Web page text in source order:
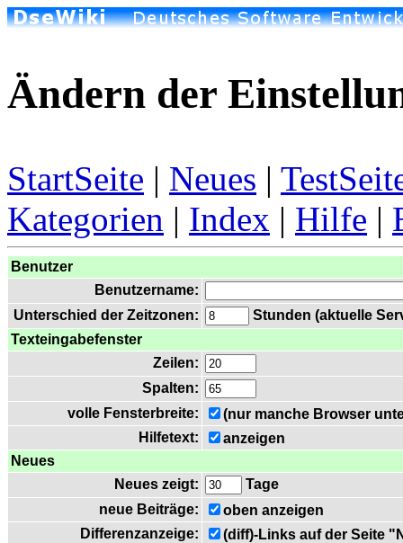
Ändern der
StartSeite | Neues |
Kategorien | Index | Hilfe |
Benutzer
Benutzername:
Unterschied der Zeitzonen:
Stunden (aktuelle
Texteingabefenster
Zeilen:
Spalten:
volle Fensterbreite:
(nur manche Browser
Hilfetext:
anzeigen
Neues
Neues zeigt:
Tage
neue Beiträge:
oben anzeigen
Differenzanzeige:
(diff)-Links auf der Seite